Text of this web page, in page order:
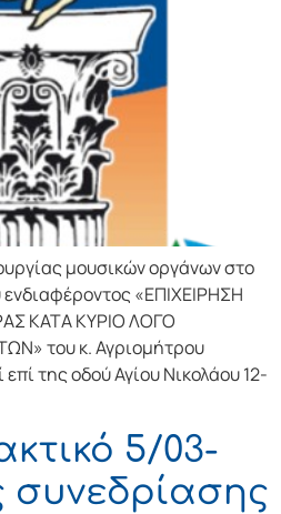
μουσικών οργάνων στο
«ΕΠΙΧΕΙΡΗΣΗ
ΚΑΤΑ ΚΥΡΙΟ ΛΟΓΟ
του κ. Αγριομήτρου
επί της οδού Αγίου Νικολάου 12-
5/03-
συνεδρίασης